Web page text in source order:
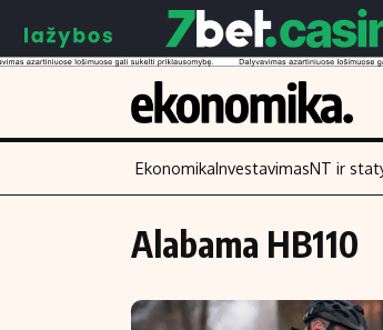
Turinys
Naujienos
EkonomikaInvestavimasNT ir
Alabama HB110